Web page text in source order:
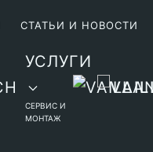
СТАТЬИ И НОВОСТИ
УСЛУГИ
СЕРВИС И
МОНТАЖ